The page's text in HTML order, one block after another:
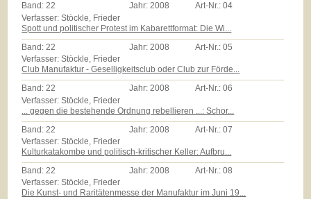
Band:22 Jahr:2008 Art-Nr.:04
Verfasser: Stöckle, Frieder
Spott und politischer Protest im Kabarettformat: Die Wi...
Band:22 Jahr:2008 Art-Nr.:05
Verfasser: Stöckle, Frieder
Club Manufaktur - Geselligkeitsclub oder Club zur Förde...
Band:22 Jahr:2008 Art-Nr.:06
Verfasser: Stöckle, Frieder
... gegen die bestehende Ordnung rebellieren ...: Schor...
Band: 22 Jahr: 2008 Art-Nr.:07
Verfasser: Stöckle, Frieder
Kulturkatakombe und politisch-kritischer Keller: Aufbru...
Band:22 Jahr:2008 Art-Nr.:08
Verfasser: Stöckle, Frieder
Die Kunst- und Raritätenmesse der Manufaktur im Juni 19...